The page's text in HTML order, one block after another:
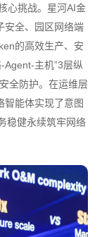
心挑战。星河AI金
安全、园区网络端
的高效生产、安
Agent-主机”3层纵
全防护。在运维层
智能体实现了意图
稳健永续筑牢网络